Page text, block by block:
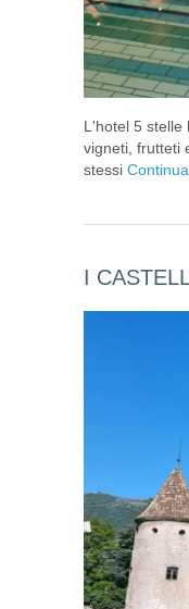
L'hotel 5 stelle
vigneti, frutteti
stessi
I